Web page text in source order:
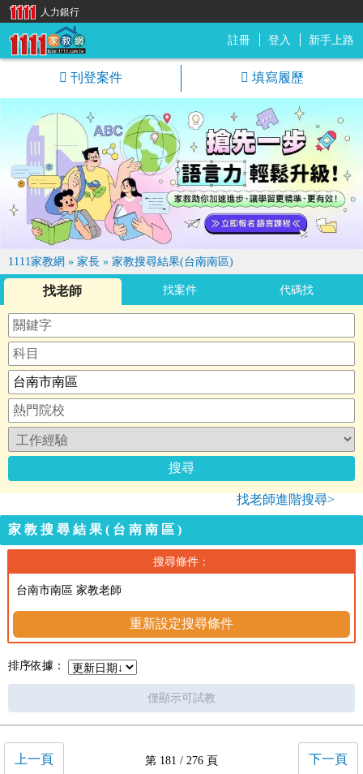
註冊 登入 新手上路
刊登案件 填寫履歷
1111家教網 » 家長 » 家教搜尋結果(台南南區)
找老師 找案件 代碼找
找老師進階搜尋>
家教搜尋結果(台南南區)
搜尋條件：
台南市南區 家教老師
重新設定搜尋條件
排序依據：
僅顯示可試教
上一頁 第 181 / 276 頁 下一頁
人力銀行